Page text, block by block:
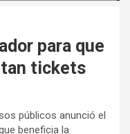
para que
tickets
públicos anunció el
beneficia la